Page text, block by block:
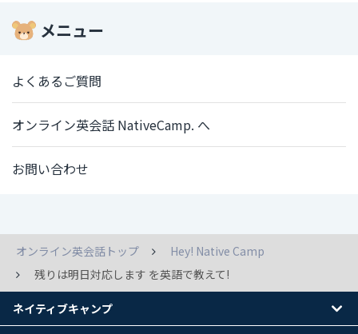
メニュー
よくあるご質問
オンライン英会話 NativeCamp. へ
お問い合わせ
オンライン英会話トップ
Hey! Native Camp
残りは明日対応します を英語で教えて!
ネイティブキャンプ